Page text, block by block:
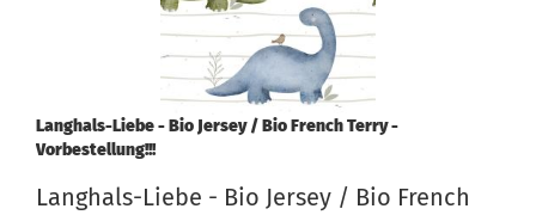
Langhals-Liebe - Bio Jersey / Bio French Terry -
Vorbestellung!!!
Langhals-Liebe - Bio Jersey / Bio French